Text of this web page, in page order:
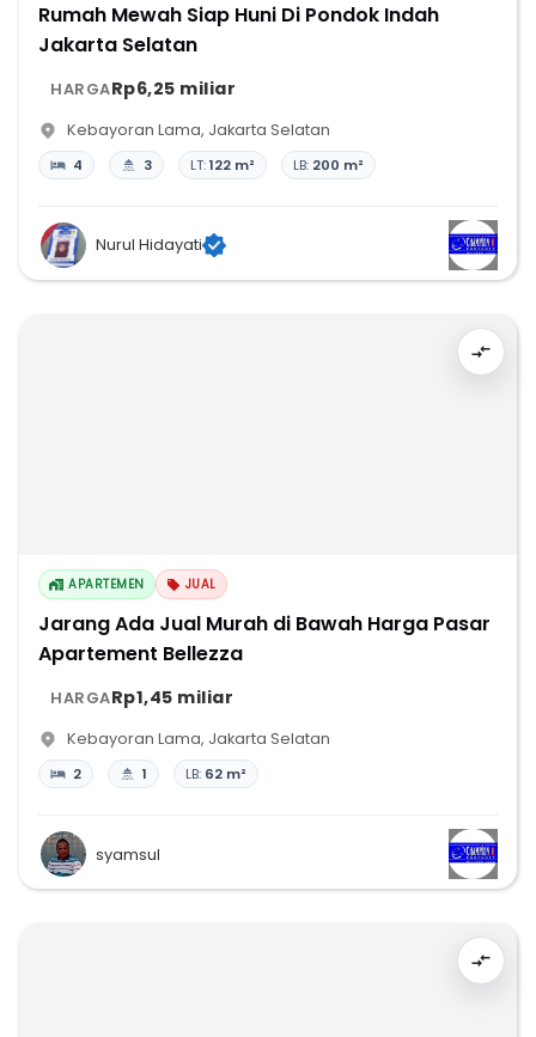
Rumah Mewah Siap Huni Di Pondok Indah
Jakarta Selatan
HARGARp6,25 miliar
Kebayoran Lama, Jakarta Selatan
4 3 LT:122 m² LB: 200 m²
Nurul Hidayati
APARTEMEN JUAL
Jarang Ada Jual Murah di Bawah Harga Pasar
Apartement Bellezza
HARGARp1,45 miliar
Kebayoran Lama, Jakarta Selatan
2 1 LB: 62 m²
syamsul